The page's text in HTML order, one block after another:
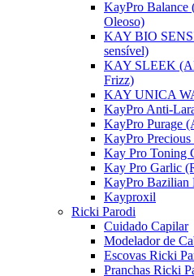
KayPro Balance
Oleoso)
KAY BIO
sensível)
KAY SLEEK
Frizz)
KAY UNICA
KayPro Anti-
KayPro Purage
KayPro Precious
Kay Pro Toning
Kay Pro Garlic
KayPro Bazilian
Kayproxil
Ricki Parodi
Cuidado Capilar
Modelador de
Escovas Ricki
Pranchas Ricki